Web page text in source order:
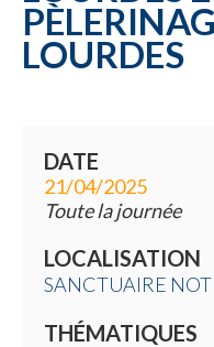
LOURDES
DATE
21/04/2025
Toute la journée
LOCALISATION
SANCTUAIRE
THÉMATIQUES